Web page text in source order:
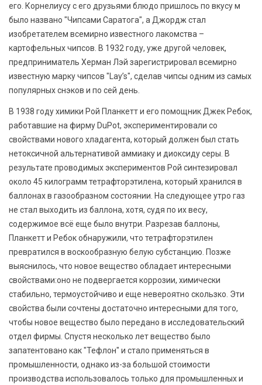
его. Корнелиусу с его друзьями блюдо пришлось по вкусу м
было названо "Чипсами Саратога", а Джордж стал
изобретателем всемирно известного лакомства –
картофельных чипсов. В 1932 году, уже другой человек,
предприниматель Херман Лэй зарегистрировал всемирно
известную марку чипсов "Lay’s", сделав чипсы одним из самых
популярных снэков и по сей день.
В 1938 году химики Рой Планкетт и его помощник Джек Ребок,
работавшие на фирму DuPot, экспериментировали со
свойствами нового хладагента, который должен был стать
нетоксичной альтернативой аммиаку и диоксиду серы. В
результате проводимых экспериментов Рой синтезировал
около 45 килограмм тетрафторэтилена, который хранился в
баллонах в газообразном состоянии. На следующее утро газ
не стал выходить из баллона, хотя, судя по их весу,
содержимое всё еще было внутри. Разрезав баллоны,
Планкетт и Ребок обнаружили, что тетрафторэтилен
превратился в воскообразную белую субстанцию. Позже
выяснилось, что новое вещество обладает интересными
свойствами:оно не подвергается коррозии, химически
стабильно, термоустойчиво и еще невероятно скользко. Эти
свойства были сочтены достаточно интересными для того,
чтобы новое вещество было передано в исследовательский
отдел фирмы. Спустя несколько лет вещество было
запатентовано как "Тефлон" и стало применяться в
промышленности, однако из-за большой стоимости
производства использовалось только для промышленных и